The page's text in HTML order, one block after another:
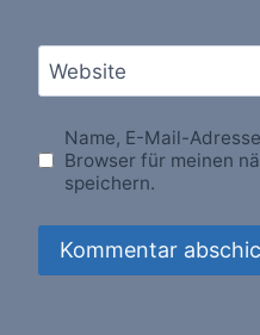
Website
Name, E-Mail-
Browser für meinen
speichern.